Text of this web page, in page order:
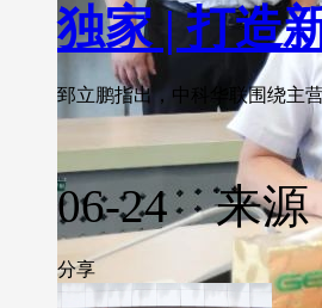
独家 | 打造
郅立鹏指出，中科华联围绕主
06-24 来源
分享